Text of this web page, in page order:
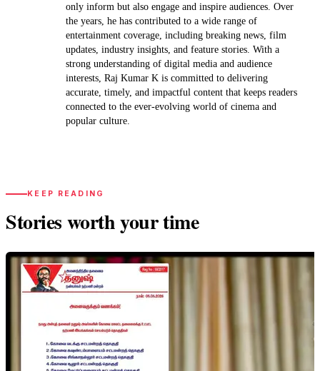
only inform but also engage and inspire audiences. Over
the years, he has contributed to a wide range of
entertainment coverage, including breaking news, film
updates, industry insights, and feature stories. With a
strong understanding of digital media and audience
interests, Raj Kumar K is committed to delivering
accurate, timely, and impactful content that keeps readers
connected to the ever-evolving world of cinema and
popular culture.
KEEP READING
Stories worth your time